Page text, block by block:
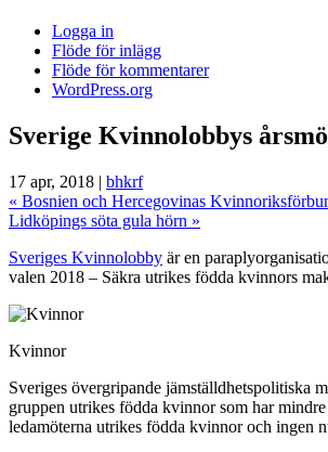
Logga in
Flöde för inlägg
Flöde för kommentarer
WordPress.org
Sverige Kvinnolobbys
17 apr, 2018 | bhkrf
« Bosnien och Hercegovinas
Lidköpings söta gula hörn »
Sveriges Kvinnolobby är en
valen 2018 – Säkra utrikes födda kvinnors
Kvinnor
Sveriges övergripande jämställdhetspolitiska
gruppen utrikes födda kvinnor som har
ledamöterna utrikes födda kvinnor och ingen